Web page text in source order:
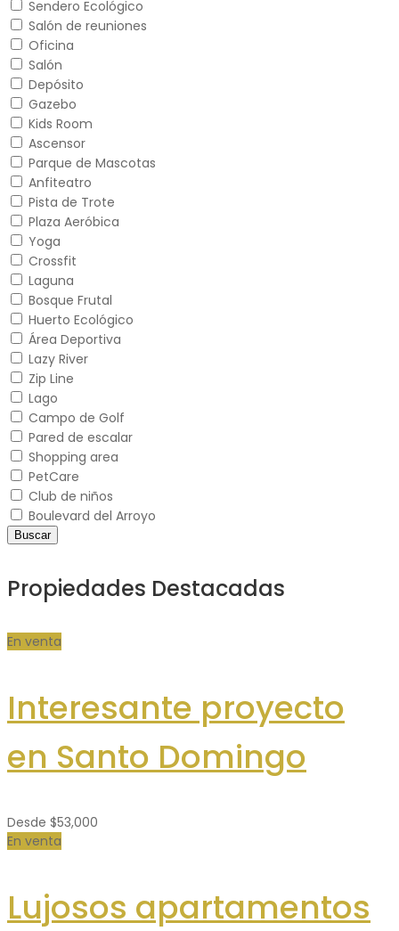
Sendero Ecológico
Salón de reuniones
Oficina
Salón
Depósito
Gazebo
Kids Room
Ascensor
Parque de Mascotas
Anfiteatro
Pista de Trote
Plaza Aeróbica
Yoga
Crossfit
Laguna
Bosque Frutal
Huerto Ecológico
Área Deportiva
Lazy River
Zip Line
Lago
Campo de Golf
Pared de escalar
Shopping area
PetCare
Club de niños
Boulevard del Arroyo
Buscar
Propiedades Destacadas
En venta
Interesante proyecto
en Santo Domingo
Desde $53,000
En venta
Lujosos apartamentos